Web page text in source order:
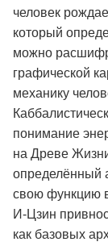
человек
который
можно
графической
механику
понимание
на Древе
определённый
свою функцию
И-Цзин
как базовых